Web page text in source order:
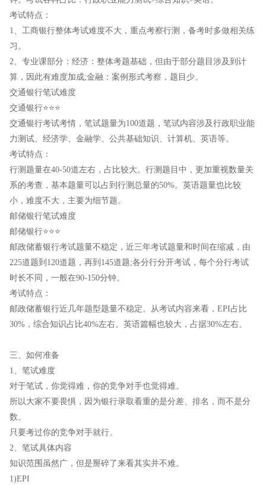
考试特点：
1、工商银行整体考试难度不大，重点考察行测，备考时多做相关练
习。
2、专业课部分：经济：整体考题基础，但由于部分题目涉及到计
算，因此有难度加成;金融：案例形式考察，题目少。
交通银行笔试难度
交通银行⭐⭐⭐
交通银行考试考情，笔试题量为100道题，笔试内容涉及行政职业能
力测试、经济学、金融学、公共基础知识、计算机、英语等。
考试特点：
行测题量在40-50道左右，占比较大。行测题目中，更加重视数量关
系的考查，基本题量可以占到行测总量的50%。英语题量也比较
小，难度不大，主要为细节题。
邮储银行笔试难度
邮储银行⭐⭐⭐
邮政储蓄银行考试题量不稳定，近三年考试题量和时间在缩减，由
225道题到120道题，再到145道题;各分行分开考试，每个分行考试
时长不同，一般在90-150分钟。
考试特点：
邮政储蓄银行近几年题型题量不稳定。从考试内容来看，EPI占比
30%，综合知识占比40%左右。英语篇幅也较大，占据30%左右。
三、如何准备
1、笔试难度
对于笔试，你觉得难，你的竞争对手也觉得难。
所以大家不要畏惧，因为银行录取看重的是分差、排名，而不是分
数。
只要考过你的竞争对手就行。
2、笔试具体内容
知识范围虽然广，但是掰碎了来看其实并不难。
1)EPI